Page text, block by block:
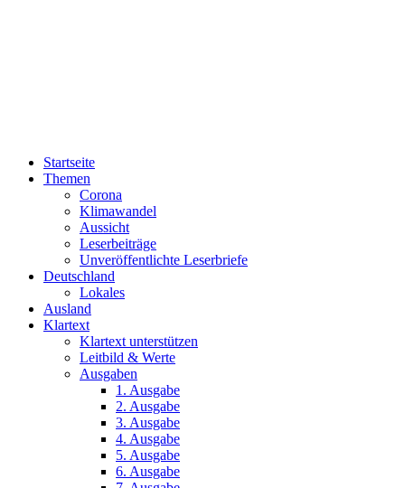
Startseite
Themen
Corona
Klimawandel
Aussicht
Leserbeiträge
Unveröffentlichte Leserbriefe
Deutschland
Lokales
Ausland
Klartext
Klartext unterstützen
Leitbild & Werte
Ausgaben
1. Ausgabe
2. Ausgabe
3. Ausgabe
4. Ausgabe
5. Ausgabe
6. Ausgabe